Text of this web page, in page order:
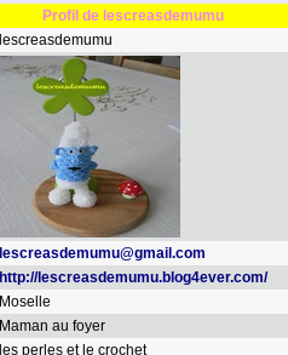
Profil de lescreasdemumu
lescreasdemumu
lescreasdemumu@gmail.com
http://lescreasdemumu.blog4ever.com/
Moselle
Maman au foyer
les perles et le crochet